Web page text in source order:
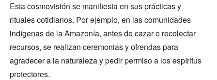
Esta cosmovisión se manifiesta en sus prácticas y
rituales cotidianos. Por ejemplo, en las comunidades
indígenas de la Amazonía, antes de cazar o recolectar
recursos, se realizan ceremonias y ofrendas para
agradecer a la naturaleza y pedir permiso a los espíritus
protectores.